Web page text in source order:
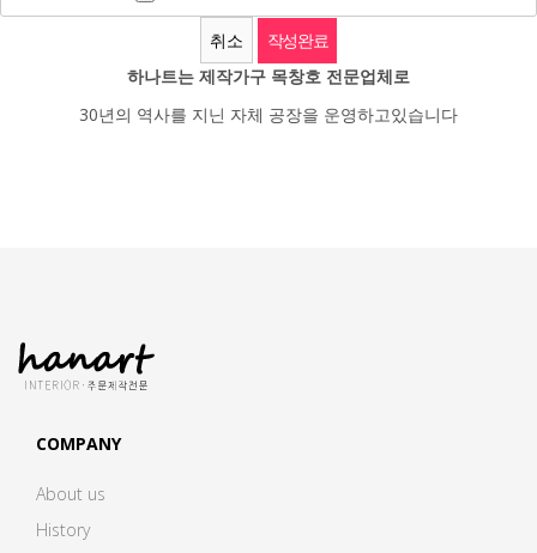
취소
하나트는 제작가구 목창호 전문업체로
30년의 역사를 지닌 자체 공장을 운영하고있습니다
COMPANY
About us
History